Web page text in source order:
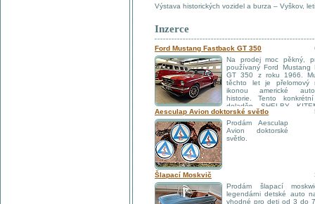
Výstava historických vozidel a burza – Vyškov,
Inzerce
Ford Mustang Fastback GT 350
Na prodej moc pěkný,
používaný Ford Mustang
GT 350 z roku 1966.
těchto let je přelomový
ikonou americké
historie. Tento
doladěn SHELBY
elegantně doplňuje sportovní charakter
vybavený V8 motorem s objemem 289 cui s
stupňovou manuální převodovkou. Interiér je v
červenobílém provedení a pěkně ladí s
Mustang byl dovezen přibližně před 8 lety z
příjezdu do ČR prošel velkým servisem a
režimu běžného užívaní. Do vozidla se
investovalo a teď plnohodnotně splńuje
auta v domácnosti. Vozidlo je bez zásadních
to kombinace zajímavé investice a zábavy.
investic - nové pneu, brzdy, rozdělovač, přední
všechny tlumiče, výměna kapalin, silenbloky
Aesculap Avion doktorské světlo
Prodám Aesculap
Avion doktorské
světlo.
Šlapací Moskvič
Prodám šlapací
legendárni detské auto
vhodné pro deti od 3 do